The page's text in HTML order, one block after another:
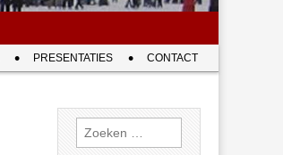
PRESENTATIES CONTACT
Zoeken
naar: